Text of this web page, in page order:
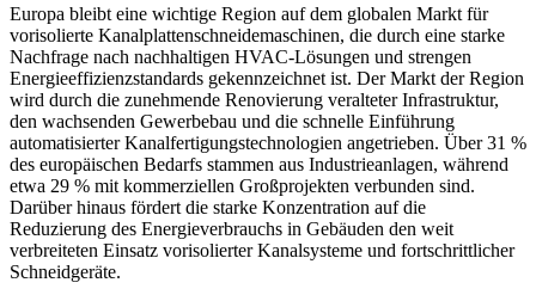
Europa bleibt eine wichtige Region auf dem globalen Markt für
vorisolierte Kanalplattenschneidemaschinen, die durch eine starke
Nachfrage nach nachhaltigen HVAC-Lösungen und strengen
Energieeffizienzstandards gekennzeichnet ist. Der Markt der Region
wird durch die zunehmende Renovierung veralteter Infrastruktur,
den wachsenden Gewerbebau und die schnelle Einführung
automatisierter Kanalfertigungstechnologien angetrieben. Über 31 %
des europäischen Bedarfs stammen aus Industrieanlagen, während
etwa 29 % mit kommerziellen Großprojekten verbunden sind.
Darüber hinaus fördert die starke Konzentration auf die
Reduzierung des Energieverbrauchs in Gebäuden den weit
verbreiteten Einsatz vorisolierter Kanalsysteme und fortschrittlicher
Schneidgeräte.